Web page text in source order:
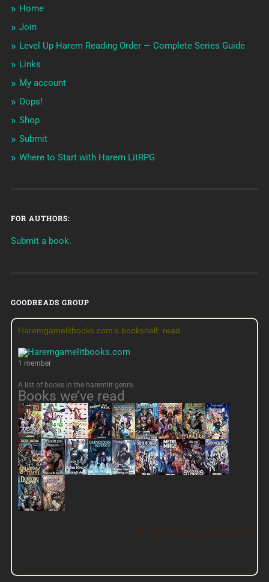
Home
Join
Level Up Harem Reading Order — Complete Series Guide
Links
My account
Oops!
Shop
Submit
Where to Start with Harem LitRPG
FOR AUTHORS:
Submit a book.
GOODREADS GROUP
Haremgamelitbooks.com's bookshelf: read
1 member
A list of books in the haremlit genre.
Books we’ve read